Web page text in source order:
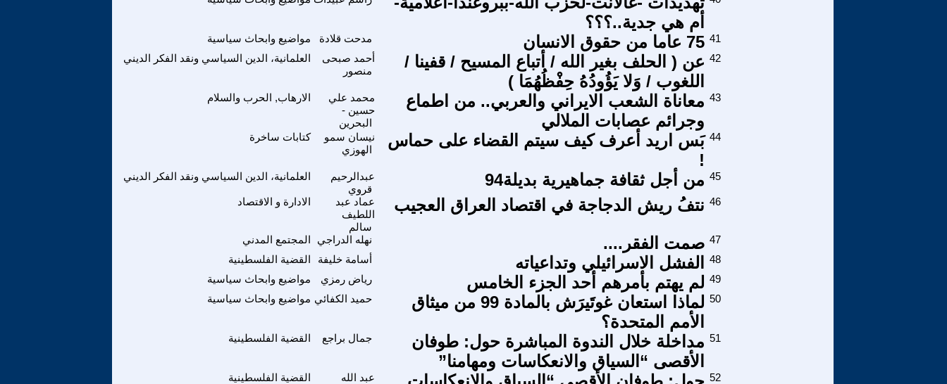
أم هي جدية..؟؟؟
مواضيع وابحاث سياسية مدحت قلادة 75 عاما من حقوق الانسان 41
العلمانية، الدين السياسي ونقد الفكر الديني
أحمد صبحى
منصور
عن ( الحلف بغير الله / أتباع المسيح / قفينا /
اللغوب / وَلا يَؤُودُهُ حِفْظُهُمَا )
42
الارهاب, الحرب والسلام
محمد علي
حسين -
البحرين
معاناة الشعب الايراني والعربي.. من اطماع
وجرائم عصابات الملالي
43
كتابات ساخرة
نيسان سمو
الهوزي
بَس اريد أعرف كيف سيتم القضاء على حماس
!
44
العلمانية، الدين السياسي ونقد الفكر الديني
عبدالرحيم
قروي
من أجل ثقافة جماهيرية بديلة94 45
الادارة و الاقتصاد
عماد عبد
اللطيف
سالم
نتفُ ريش الدجاجة في اقتصاد العراق العجيب 46
المجتمع المدني نهله الدراجي صمت الفقر.... 47
القضية الفلسطينية
أسامة خليفة الفشل الاسرائيلي وتداعياته
48
مواضيع وابحاث سياسية
رياض رمزي لم يهتم بأمرهم أحد الجزء الخامس 49
مواضيع وابحاث سياسية حميد الكفائي
لماذا استعان غوتَيرَش بالمادة 99 من ميثاق
الأمم المتحدة؟
50
القضية الفلسطينية جمال براجع
مداخلة خلال الندوة المباشرة حول: طوفان
الأقصى “السياق والانعكاسات ومهامنا”
51
القضية الفلسطينية
عبد الله
52